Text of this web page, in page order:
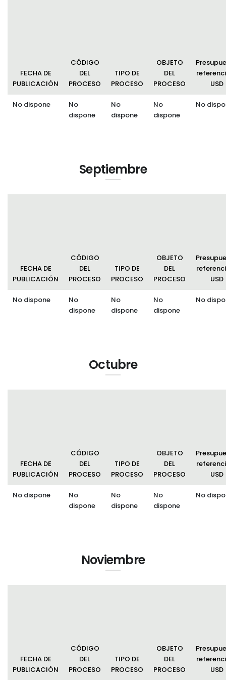
Plan Anual Contratación - PAC
Plan Operativo Anual - POA
Convenios Institucionales
Procesos de contratación
Ejecución Presupuestaria
FECHA DE
PUBLICACIÓN
CÓDIGO
DEL
PROCESO
TIPO DE
PROCESO
OBJETO
DEL
PROCESO
USD
No dispone
No
dispone
No
dispone
No
dispone
No
Septiembre
FECHA DE
PUBLICACIÓN
CÓDIGO
DEL
PROCESO
TIPO DE
PROCESO
OBJETO
DEL
PROCESO
USD
No dispone
No
dispone
No
dispone
No
dispone
No
Octubre
FECHA DE
PUBLICACIÓN
CÓDIGO
DEL
PROCESO
TIPO DE
PROCESO
OBJETO
DEL
PROCESO
USD
No dispone
No
dispone
No
dispone
No
dispone
No
Noviembre
FECHA DE
PUBLICACIÓN
CÓDIGO
DEL
PROCESO
TIPO DE
PROCESO
OBJETO
DEL
PROCESO
USD